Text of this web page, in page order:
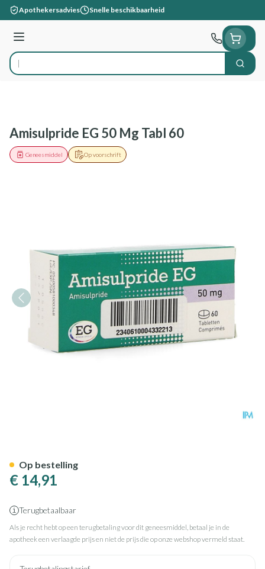
Ga naar de inhoud
Apothekersadvies Snelle beschikbaarheid
Menu
Product, merk, categorie... Zoek
Amisulpride EG 50 Mg Tabl 60
Op voorschrift
Geneesmiddel
€ 14,91
Terugbetaalbaar
Als je recht hebt op een terugbetaling voor dit geneesmiddel, betaal je in de
apotheek een verlaagde prijs en niet de prijs die op onze webshop vermeld staat.
Op bestelling